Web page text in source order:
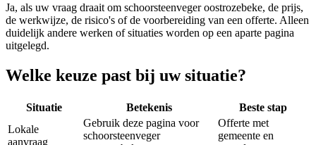
Ja, als uw vraag draait om schoorsteenveger oostrozebeke, de prijs,
de werkwijze, de risico's of de voorbereiding van een offerte. Alleen
duidelijk andere werken of situaties worden op een aparte pagina
uitgelegd.
Welke keuze past bij uw situatie?
Situatie Betekenis
Beste stap
Lokale
aanvraag
Gebruik deze pagina voor
schoorsteenveger
Offerte met
gemeente en